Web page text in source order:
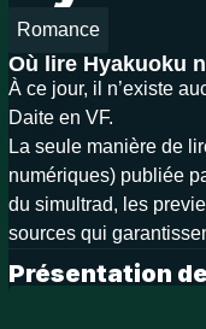
Romance
Où lire Hyakuoku
À ce jour, il n’existe
Daite en VF.
La seule manière de
numériques) publiée
du simultrad, les
sources qui
Présentation